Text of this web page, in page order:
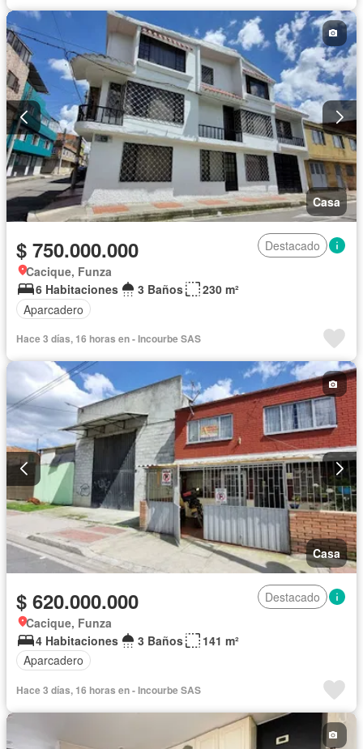
Casa
$ 750.000.000
Destacado
Cacique, Funza
6 Habitaciones
3 Baños
230 m²
Aparcadero
Hace 3 días, 16 horas en - Incourbe SAS
Casa
$ 620.000.000
Destacado
Cacique, Funza
4 Habitaciones
3 Baños
141 m²
Aparcadero
Hace 3 días, 16 horas en - Incourbe SAS